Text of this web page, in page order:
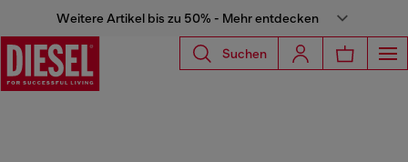
Weitere Artikel bis zu 50% - Mehr entdecken
Suchen